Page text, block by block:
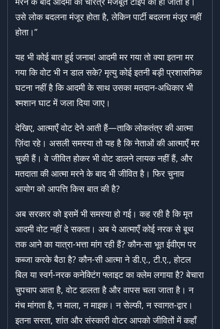
उसे लोक बदलना मंजूर होता है, लेकिन पार्टी बदलना मंजूर नहीं
होता।”
यह भी कोई बात हुई जनाब! आदमी मर गया तो क्या इतना मर
गया कि वोट भी न डाल सके? मृत्यु कोई इतनी बड़ी प्रशासनिक
घटना नहीं है कि आदमी के साथ उसका मतदान-अधिकार भी
श्मशान घाट में जला दिया जाए।
देखिए, आत्माएँ वोट देने आती हैं—ताकि लोकतंत्र की आत्मा
ज़िंदा रहे। असली समस्या तो यह है कि नेताओं की आत्माएँ मर
चुकी हैं। वे जीवित होकर भी वोट डालने लायक नहीं हैं, और
मतदाता की आत्मा मरने के बाद भी जीवित है। फिर चुनाव
आयोग को आपत्ति किस बात की है?
अब सरकार को इसमें भी समस्या हो गई। कह रही है कि मृत
आदमी वोट नहीं दे सकता। अब ये आत्माएँ कोई नरक से बूथ
तक आने का यात्रा-भत्ता मांग रही हैं? कौन-सा भूत ईवीएम पर
कब्जा करके बैठा है? कौन-सी आत्मा ने डी.ए., टी.ए., होटल
बिल या स्वर्ग-नरक कनेक्टिंग फ्लाइट का क्लेम लगाया है? बेचारा
चुपचाप आता है, वोट डालता है और वापस चला जाता है। न
मंच मांगता है, न माला, न माइक। न सेल्फी, न स्वागत-द्वार।
इतना सस्ता, शांत और संस्कारी वोटर आपको जीवितों में कहाँ